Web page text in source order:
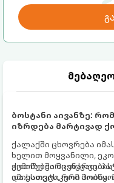
ბოსტანი აივანზე:
იზრდება მარტივად
ქალაქში ცხოვრება
ხელით მოყვანილი,
გემოზე უარი თქვათ.
იმისათვის, რომ
ქოთნებში
და ესთეტიკური